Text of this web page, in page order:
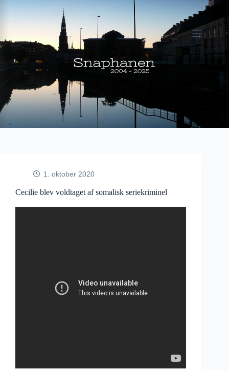
1. oktober 2020
Cecilie blev voldtaget af somalisk seriekriminel